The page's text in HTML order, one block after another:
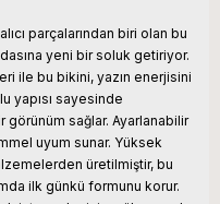
parçalarından biri olan bu
yeni bir soluk getiriyor.
ile bu bikini, yazın enerjisini
yapısı sayesinde
sağlar. Ayarlanabilir
uyum sunar. Yüksek
üretilmiştir, bu
ilk günkü formunu korur.